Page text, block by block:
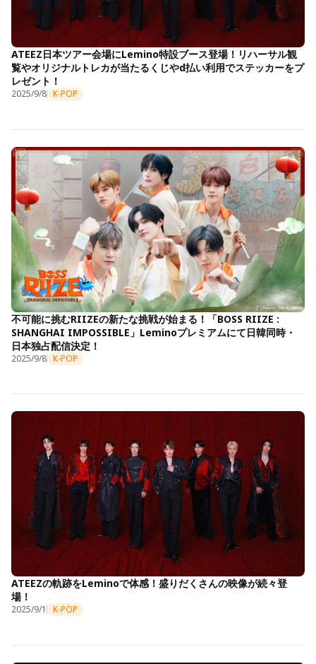
ATEEZ日本ツアー会場にLemino特設ブース登場！リハーサル観
覧やオリジナルトレカが当たるくじやd払い利用でステッカーをプ
レゼント！
2025/9/8 K-POP
不可能に挑むRIIZEの新たな挑戦が始まる！「BOSS RIIZE :
SHANGHAI IMPOSSIBLE」Leminoプレミアムにて日韓同時・
日本独占配信決定！
2025/9/8 K-POP
ATEEZの軌跡をLeminoで体感！盛りだくさんの映像が続々登
場！
2025/9/1 K-POP